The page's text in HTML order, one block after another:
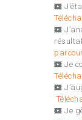
Je
Je